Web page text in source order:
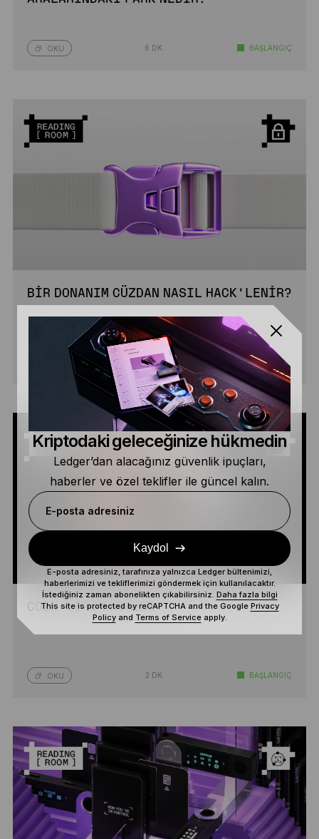
OKU 6 DK. BAŞLANGIÇ
BIR DONANIM CÜZDAN NASIL HACK’LENIR?
6 DK. ORTA
COIN’LERIM NEREDE?
OKU 2 DK. BAŞLANGIÇ
Kriptodaki geleceğinize hükmedin
Ledger’dan alacağınız güvenlik ipuçları,
haberler ve özel teklifler ile güncel kalın.
E-posta adresiniz
Kaydol
E-posta adresiniz, tarafınıza yalnızca Ledger bültenimizi,
haberlerimizi ve tekliflerimizi göndermek için kullanılacaktır.
İstediğiniz zaman abonelikten çıkabilirsiniz. Daha fazla bilgi
This site is protected by reCAPTCHA and the Google Privacy
Policyand Terms of Serviceapply.